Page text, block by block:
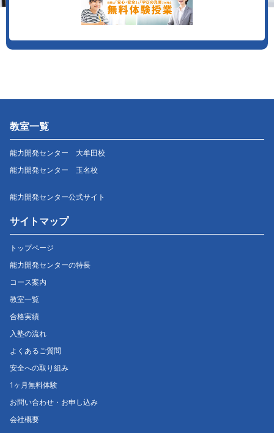
教室一覧
能力開発センター 大牟田校
能力開発センター 玉名校
能力開発センター公式サイト
サイトマップ
トップページ
能力開発センターの特長
コース案内
教室一覧
合格実績
入塾の流れ
よくあるご質問
安全への取り組み
1ヶ月無料体験
お問い合わせ・お申し込み
会社概要